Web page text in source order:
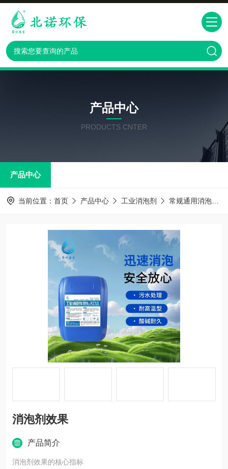
产品中心
PRODUCTS CNTER
产品中心
当前位置： 首页 产品中心 工业消泡剂 常规通用消泡剂
消泡剂效果
产品简介
消泡剂效果的核心指标